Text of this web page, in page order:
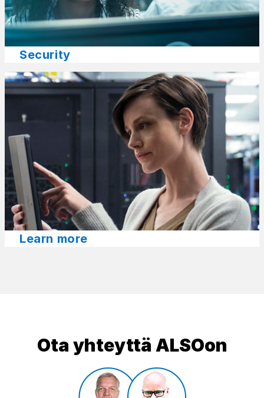
Security​
Learn more​
Ota yhteyttä ALSOon